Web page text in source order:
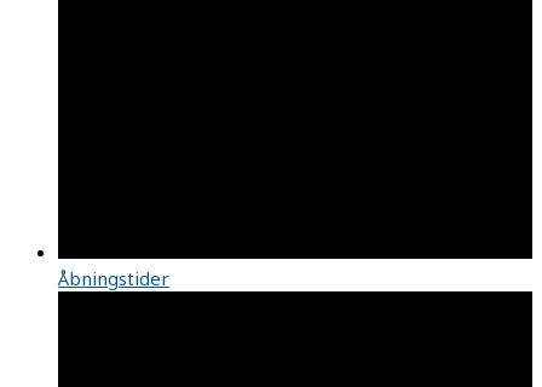
Åbningstider